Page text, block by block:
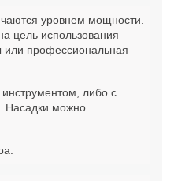
уровнем мощности.
цель использования –
профессиональная
либо с
Насадки можно